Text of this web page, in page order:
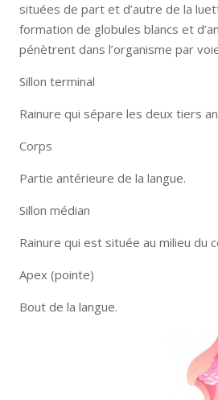
situées de part et d’autre de la
formation de globules blancs et
pénètrent dans l’organisme par
Sillon terminal
Rainure qui sépare les deux tiers
Corps
Partie antérieure de la langue.
Sillon médian
Rainure qui est située au milieu du
Apex (pointe)
Bout de la langue.